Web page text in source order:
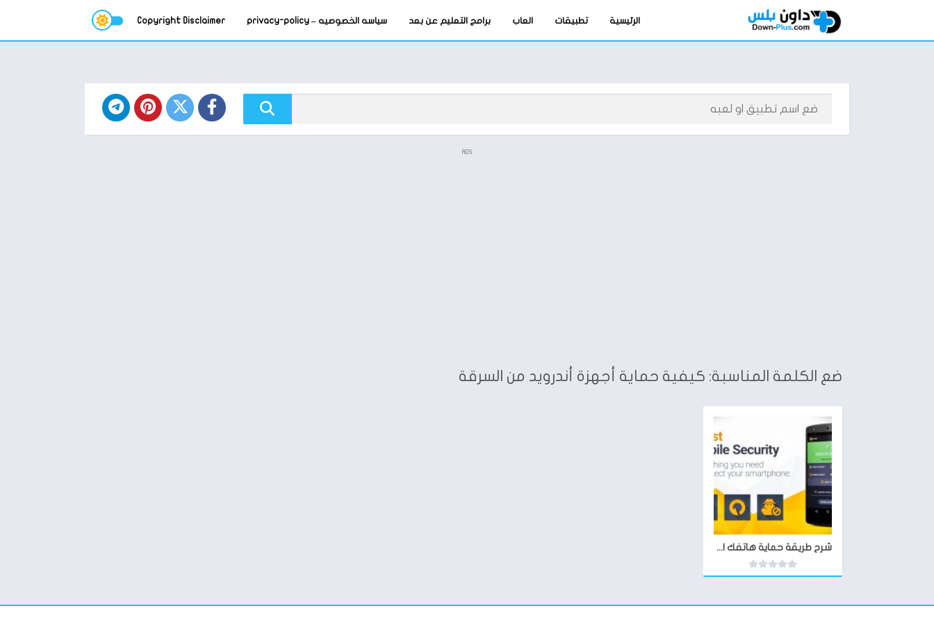
الرئيسية تطبيقات العاب برامج التعليم عن بعد سياسه الخصوصيه – privacy-policy Copyright Disclaimer
ADS
ضع الكلمة المناسبة: كيفية حماية أجهزة أندرويد من السرقة
شرح طريقة حماية هاتفك الاندرويد من السرقة